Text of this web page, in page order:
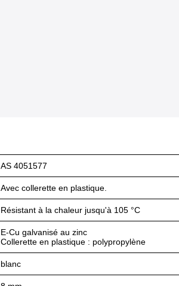
AS 4051577
Avec collerette en plastique.
Résistant à la chaleur jusqu'à 105 °C
E-Cu galvanisé au zinc
Collerette en plastique : polypropylène
blanc